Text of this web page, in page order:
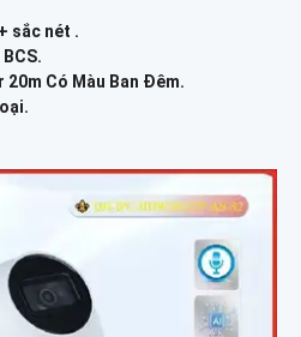
sắc nét .
20m Có Màu Ban Đêm.